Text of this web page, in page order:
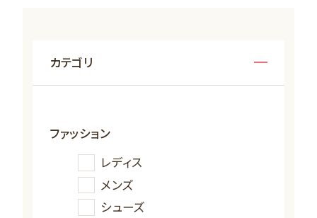
カテゴリ
ファッション
レディス
メンズ
シューズ